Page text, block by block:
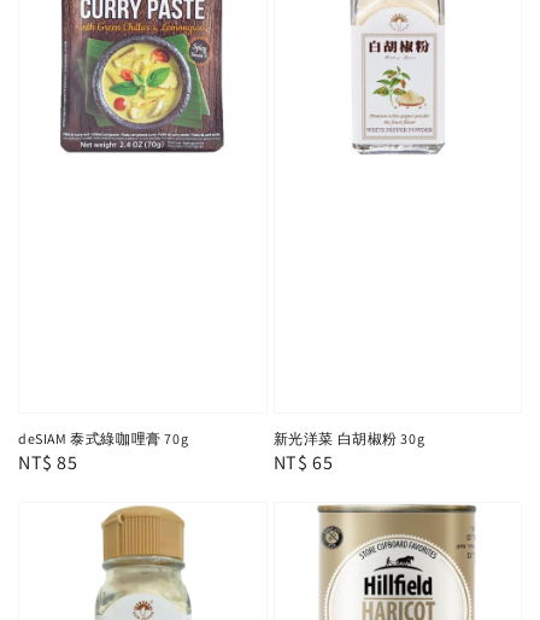
deSIAM 泰式綠咖哩膏 70g
Regular
NT$ 85
新光洋菜 白胡椒粉 30g
Regular
NT$ 65